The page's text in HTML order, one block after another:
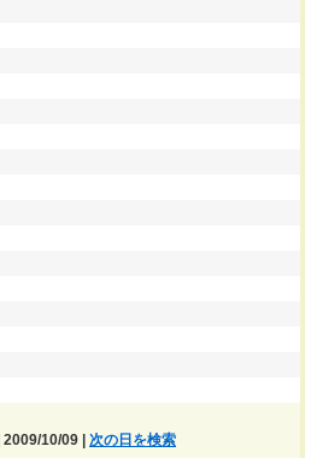
| 2009/10/09 | 次の日を検索